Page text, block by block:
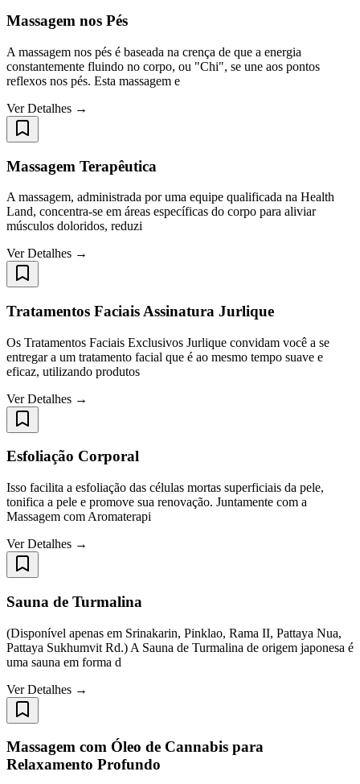
Massagem nos Pés
A massagem nos pés é baseada na crença de que a energia
constantemente fluindo no corpo, ou "Chi", se une aos pontos
reflexos nos pés. Esta massagem e
Ver Detalhes →
Massagem Terapêutica
A massagem, administrada por uma equipe qualificada na Health
Land, concentra-se em áreas específicas do corpo para aliviar
músculos doloridos, reduzi
Ver Detalhes →
Tratamentos Faciais Assinatura Jurlique
Os Tratamentos Faciais Exclusivos Jurlique convidam você a se
entregar a um tratamento facial que é ao mesmo tempo suave e
eficaz, utilizando produtos
Ver Detalhes →
Esfoliação Corporal
Isso facilita a esfoliação das células mortas superficiais da pele,
tonifica a pele e promove sua renovação. Juntamente com a
Massagem com Aromaterapi
Ver Detalhes →
Sauna de Turmalina
(Disponível apenas em Srinakarin, Pinklao, Rama II, Pattaya Nua,
Pattaya Sukhumvit Rd.) A Sauna de Turmalina de origem japonesa é
uma sauna em forma d
Ver Detalhes →
Massagem com Óleo de Cannabis para
Relaxamento Profundo